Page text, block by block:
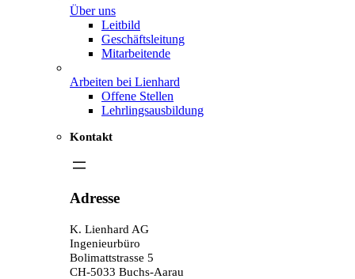
Über uns
Leitbild
Geschäftsleitung
Mitarbeitende
Arbeiten bei Lienhard
Offene Stellen
Lehrlingsausbildung
Kontakt
Adresse
K. Lienhard AG
Ingenieurbüro
Bolimattstrasse 5
CH-5033 Buchs-Aarau